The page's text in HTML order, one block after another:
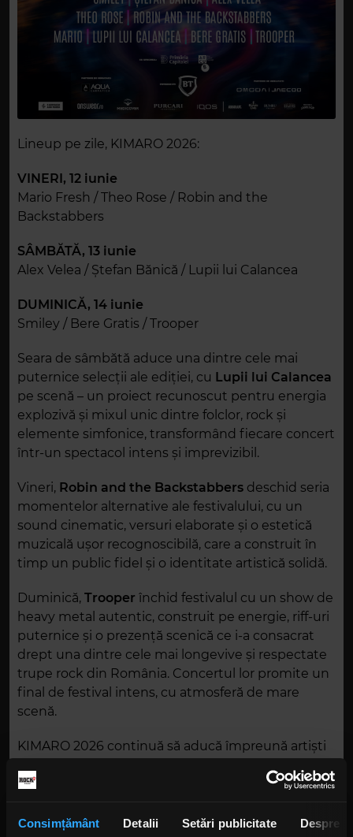
Consimțământ Detalii Setări publicitate Despre
Lineup pe zile, KIMARO 2026:
VINERI, 12 iunie
Mario Fresh / Theo Rose / Robin and the
Backstabbers
SÂMBĂTĂ, 13 iunie
Alex Velea / Ștefan Bănică / Lupii lui Calancea
DUMINICĂ, 14 iunie
Smiley / Bere Gratis / Trooper
Seara de sâmbătă aduce una dintre cele mai
puternice selecții ale ediției, cu Lupii lui Calancea
pe scenă – un proiect recunoscut pentru energia
explozivă și mixul unic dintre folclor, rock și
elemente simfonice, transformând fiecare concert
într-un spectacol intens și imprevizibil.
Vineri, Robin and the Backstabbers deschid seria
momentelor alternative ale festivalului, cu un
sound cinematic, versuri elaborate și o estetică
muzicală ușor recognoscibilă, care a construit în
timp un public fidel și o identitate artistică solidă.
Duminică, Trooper închid festivalul cu un show de
heavy metal autentic, construit pe energie, riff-uri
puternice și o prezență scenică ce i-a consacrat
drept una dintre cele mai longevive și respectate
trupe rock din România. Concertul lor promite un
final de festival intens, cu atmosferă de mare
scenă.
KIMARO 2026 continuă să aducă împreună artiști
Constituției într-un spațiu al muzicii live, al
petrecute în aer liber.